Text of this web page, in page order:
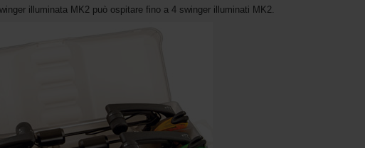
illuminata MK2 può ospitare fino a 4 swinger illuminati MK2.